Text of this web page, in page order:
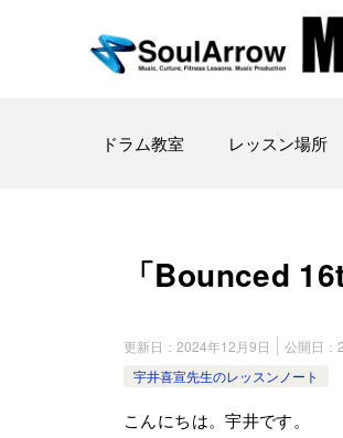
ドラム教室 レッスン場所
「Bounced
更新日： 2024年12月9日 公開日：
宇井喜宣先生のレッスンノート
こんにちは。宇井です。